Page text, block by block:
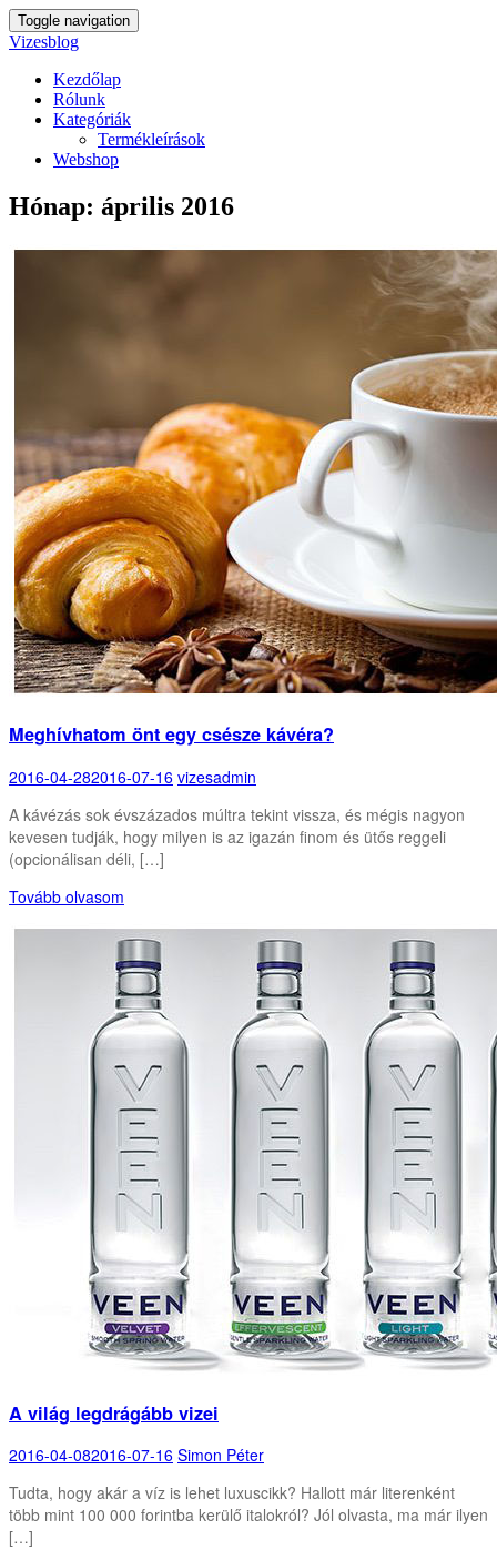
Toggle navigation
Vizesblog
Kezdőlap
Rólunk
Kategóriák
Termékleírások
Webshop
Hónap: április 2016
Meghívhatom önt egy csésze kávéra?
2016-04-282016-07-16 vizesadmin
A kávézás sok évszázados múltra tekint vissza, és mégis nagyon
kevesen tudják, hogy milyen is az igazán finom és ütős reggeli
(opcionálisan déli, […]
Tovább olvasom
A világ legdrágább vizei
2016-04-082016-07-16 Simon Péter
Tudta, hogy akár a víz is lehet luxuscikk? Hallott már literenként
több mint 100 000 forintba kerülő italokról? Jól olvasta, ma már ilyen
[…]